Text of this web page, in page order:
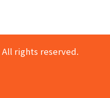
All rights reserved.